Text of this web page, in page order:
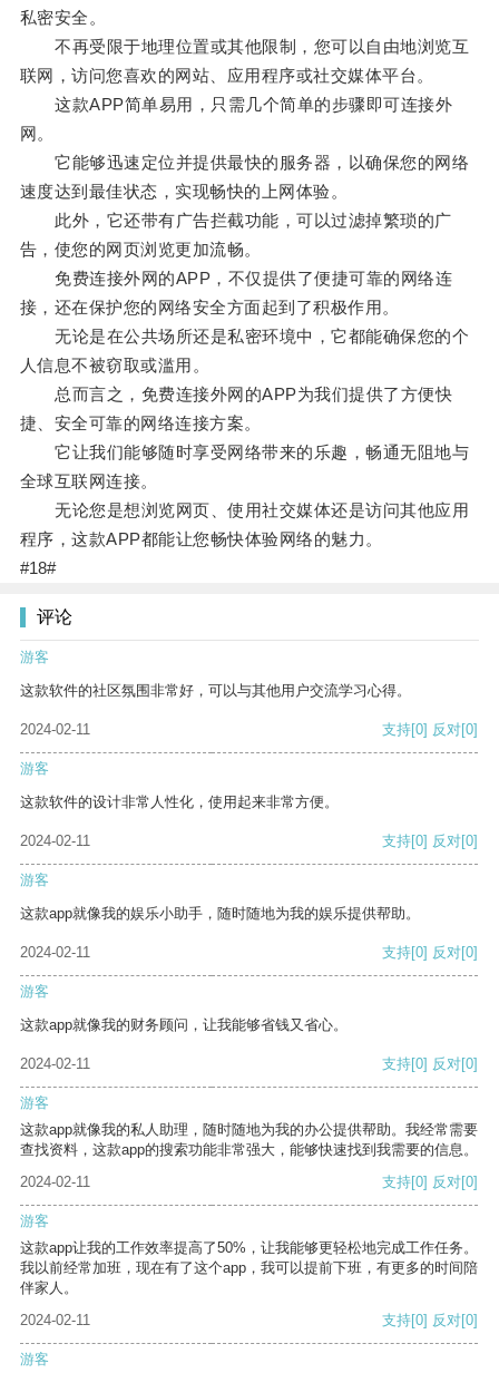
私密安全。
不再受限于地理位置或其他限制，您可以自由地浏览互
联网，访问您喜欢的网站、应用程序或社交媒体平台。
这款APP简单易用，只需几个简单的步骤即可连接外
网。
它能够迅速定位并提供最快的服务器，以确保您的网络
速度达到最佳状态，实现畅快的上网体验。
此外，它还带有广告拦截功能，可以过滤掉繁琐的广
告，使您的网页浏览更加流畅。
免费连接外网的APP，不仅提供了便捷可靠的网络连
接，还在保护您的网络安全方面起到了积极作用。
无论是在公共场所还是私密环境中，它都能确保您的个
人信息不被窃取或滥用。
总而言之，免费连接外网的APP为我们提供了方便快
捷、安全可靠的网络连接方案。
它让我们能够随时享受网络带来的乐趣，畅通无阻地与
全球互联网连接。
无论您是想浏览网页、使用社交媒体还是访问其他应用
程序，这款APP都能让您畅快体验网络的魅力。
#18#
评论
游客
这款软件的社区氛围非常好，可以与其他用户交流学习心得。
2024-02-11 支持[0] 反对[0]
游客
这款软件的设计非常人性化，使用起来非常方便。
2024-02-11 支持[0] 反对[0]
游客
这款app就像我的娱乐小助手，随时随地为我的娱乐提供帮助。
2024-02-11 支持[0] 反对[0]
游客
这款app就像我的财务顾问，让我能够省钱又省心。
2024-02-11 支持[0] 反对[0]
游客
这款app就像我的私人助理，随时随地为我的办公提供帮助。我经常需要
查找资料，这款app的搜索功能非常强大，能够快速找到我需要的信息。
2024-02-11
支持[0] 反对[0]
游客
这款app让我的工作效率提高了50%，让我能够更轻松地完成工作任务。
我以前经常加班，现在有了这个app，我可以提前下班，有更多的时间陪
伴家人。
2024-02-11
支持[0] 反对[0]
游客